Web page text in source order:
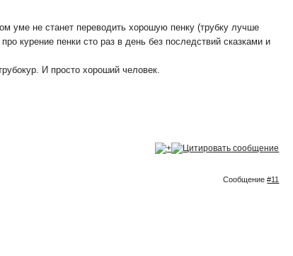
уме не станет переводить хорошую пенку (трубку лучше
курение пенки сто раз в день без последствий сказками и
И просто хороший человек.
Сообщение#11